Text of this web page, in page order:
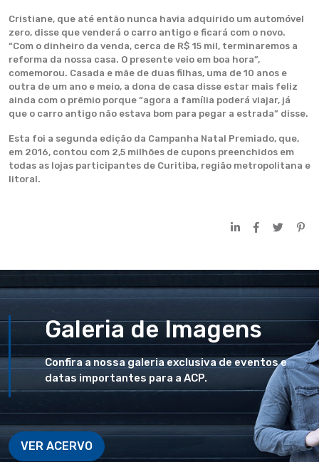
Cristiane, que até então nunca havia adquirido um automóvel
zero, disse que venderá o carro antigo e ficará com o novo.
“Com o dinheiro da venda, cerca de R$ 15 mil, terminaremos a
reforma da nossa casa. O presente veio em boa hora”,
comemorou. Casada e mãe de duas filhas, uma de 10 anos e
outra de um ano e meio, a dona de casa disse estar mais feliz
ainda com o prêmio porque “agora a família poderá viajar, já
que o carro antigo não estava bom para pegar a estrada” disse.
Esta foi a segunda edição da Campanha Natal Premiado, que,
em 2016, contou com 2,5 milhões de cupons preenchidos em
todas as lojas participantes de Curitiba, região metropolitana e
litoral.
Galeria de Imagens
Confira a nossa galeria exclusiva de eventos e
datas importantes para a ACP.
VER ACERVO